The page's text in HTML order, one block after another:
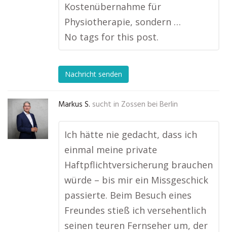
Kostenübernahme für
Physiotherapie, sondern …
No tags for this post.
Nachricht senden
Markus S. sucht in Zossen bei Berlin
Ich hätte nie gedacht, dass ich
einmal meine private
Haftpflichtversicherung brauchen
würde – bis mir ein Missgeschick
passierte. Beim Besuch eines
Freundes stieß ich versehentlich
seinen teuren Fernseher um, der